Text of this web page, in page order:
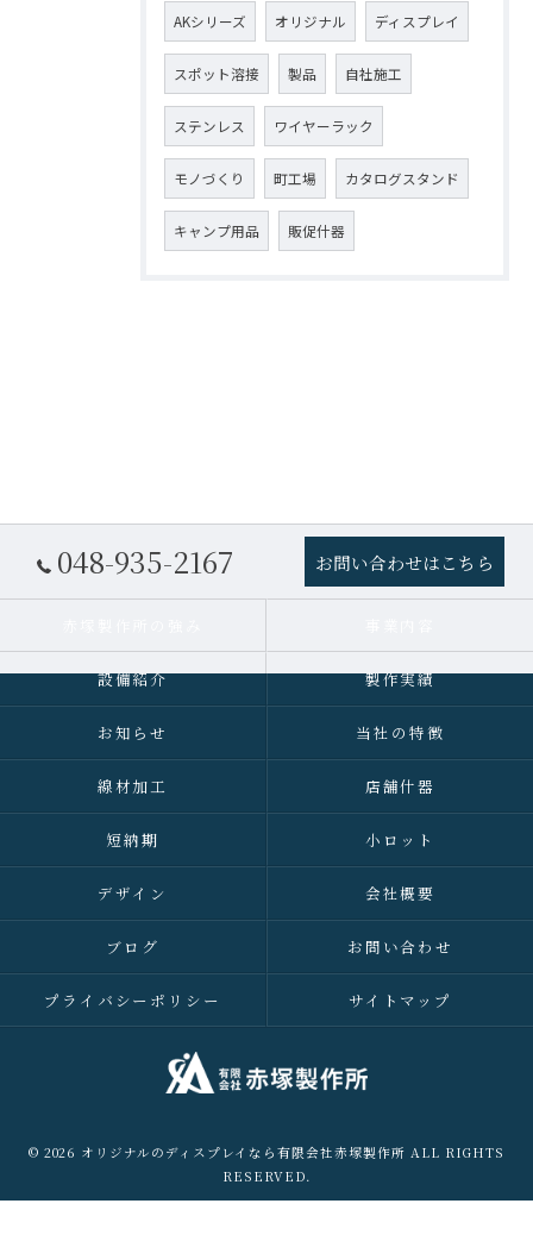
AKシリーズ オリジナル ディスプレイ
スポット溶接 製品 自社施工
ステンレス ワイヤーラック
モノづくり 町工場 カタログスタンド
キャンプ用品 販促什器
048-935-2167 お問い合わせはこちら
設備紹介 製作実績
お知らせ 当社の特徴
線材加工 店舗什器
短納期 小ロット
デザイン 会社概要
ブログ お問い合わせ
プライバシーポリシー サイトマップ
© 2026 オリジナルのディスプレイなら有限会社赤塚製作所 ALL RIGHTS
RESERVED.